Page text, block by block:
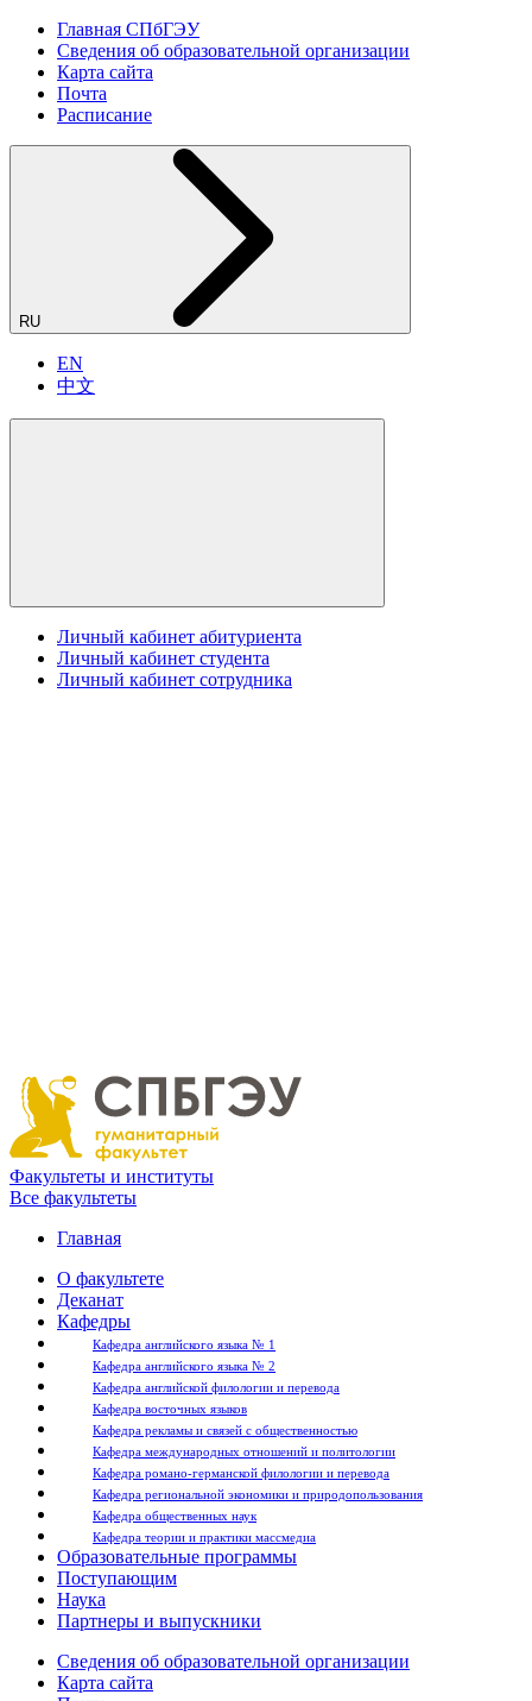
Главная СПбГЭУ
Сведения об образовательной организации
Карта сайта
Почта
Расписание
RU
EN
中文
Личный кабинет абитуриента
Личный кабинет студента
Личный кабинет сотрудника
Факультеты и институты
Все факультеты
Главная
О факультете
Деканат
Кафедры
Кафедра английского языка № 1
Кафедра английского языка № 2
Кафедра английской филологии и перевода
Кафедра восточных языков
Кафедра рекламы и связей с общественностью
Кафедра международных отношений и политологии
Кафедра романо-германской филологии и перевода
Кафедра региональной экономики и природопользования
Кафедра общественных наук
Кафедра теории и практики массмедиа
Образовательные программы
Поступающим
Наука
Партнеры и выпускники
Сведения об образовательной организации
Карта сайта